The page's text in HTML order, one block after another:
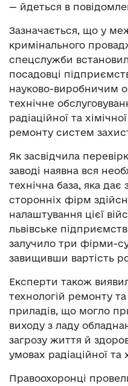
— йдеться в
Зазначається, що у
кримінального
спецслужби
посадовці
науково-виробничим
технічне
радіаційної та
ремонту систем
Як засвідчила
заводі наявна вся
технічна база, яка дає
сторонніх фірм
налаштування цієї
львівське
залучило три фірми-
завищивши вартість
Експерти також
технологій ремонту
приладів, що могло
виходу з ладу
загрозу життя й
умовах радіаційної та
Правоохоронці